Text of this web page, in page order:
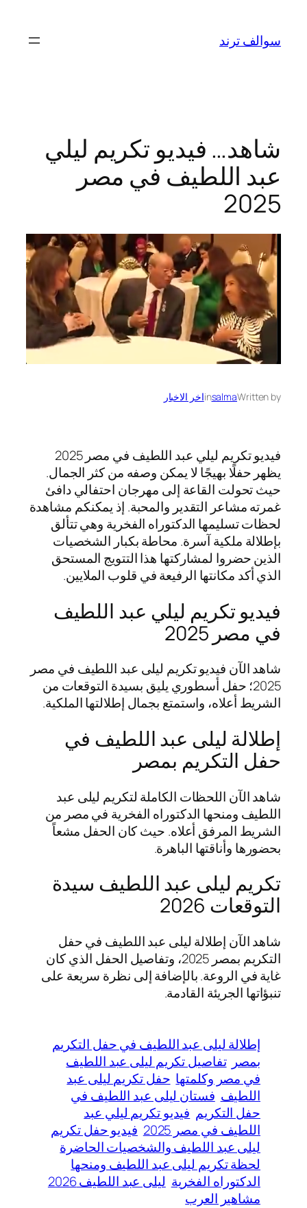
المحتوى
سوالف ترند
شاهد… فيديو تكريم ليلي
عبد اللطيف في مصر
2025
Written by
salma
inاخر الاخبار
فيديو تكريم ليلي عبد اللطيف في مصر 2025
يظهر حفلًا بهيجًا لا يمكن وصفه من كثر الجمال.
حيث تحولت القاعة إلى مهرجان احتفالي دافئ
غمرته مشاعر التقدير والمحبة. إذ يمكنكم مشاهدة
لحظات تسليمها الدكتوراه الفخرية وهي تتألق
بإطلالة ملكية آسرة. محاطة بكبار الشخصيات
الذين حضروا لمشاركتها هذا التتويج المستحق
الذي أكد مكانتها الرفيعة في قلوب الملايين.
فيديو تكريم ليلي عبد اللطيف
في مصر 2025
شاهد الآن فيديو تكريم ليلى عبد اللطيف في مصر
2025؛ حفل أسطوري يليق بسيدة التوقعات من
الشريط أعلاه، واستمتع بجمال إطلالتها الملكية.
إطلالة ليلى عبد اللطيف في
حفل التكريم بمصر
شاهد الآن اللحظات الكاملة لتكريم ليلى عبد
اللطيف ومنحها الدكتوراه الفخرية في مصر من
الشريط المرفق أعلاه. حيث كان الحفل مشعاً
بحضورها وأناقتها الباهرة.
تكريم ليلى عبد اللطيف سيدة
التوقعات 2026
شاهد الآن إطلالة ليلى عبد اللطيف في حفل
التكريم بمصر 2025، وتفاصيل الحفل الذي كان
غاية في الروعة. بالإضافة إلى نظرة سريعة على
تنبؤاتها الجريئة القادمة.
إطلالة ليلى عبد اللطيف في حفل التكريم
بمصر تفاصيل تكريم ليلى عبد اللطيف
في مصر وكلمتها حفل تكريم ليلى عبد
اللطيف فستان ليلى عبد اللطيف في
حفل التكريم فيديو تكريم ليلي عبد
اللطيف في مصر 2025
فيديو حفل تكريم
ليلى عبد اللطيف والشخصيات الحاضرة
لحظة تكريم ليلى عبد اللطيف ومنحها
الدكتوراه الفخرية ليلى عبد اللطيف 2026
مشاهير العرب